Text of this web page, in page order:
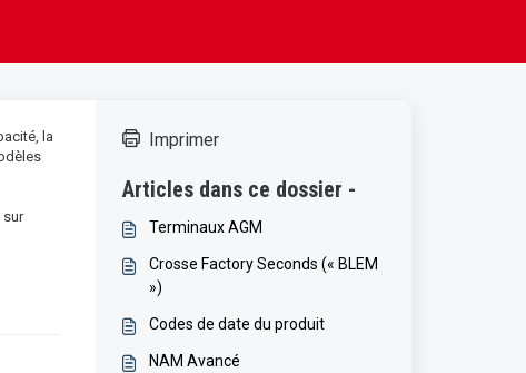
la
sur
Imprimer
Articles dans ce dossier -
Terminaux AGM
Crosse Factory Seconds (« BLEM
»)
Codes de date du produit
NAM Avancé